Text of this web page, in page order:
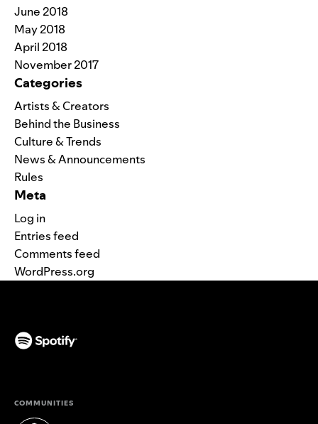
June 2018
May 2018
April 2018
November 2017
Categories
Artists & Creators
Behind the Business
Culture & Trends
News & Announcements
Rules
Meta
Log in
Entries feed
Comments feed
WordPress.org
COMMUNITIES